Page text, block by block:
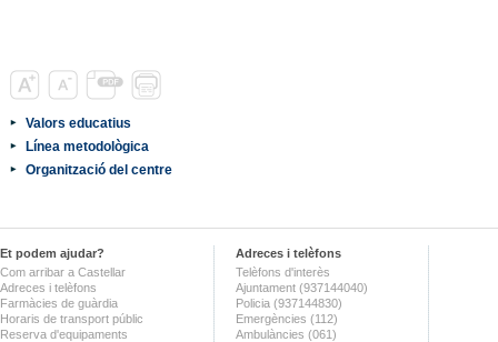
Valors educatius
Línea metodològica
Organització del centre
Et podem ajudar?
Com arribar a Castellar
Adreces i telèfons
Farmàcies de guàrdia
Horaris de transport públic
Reserva d'equipaments
Adreces i telèfons
Telèfons d'interès
Ajuntament (937144040)
Policia (937144830)
Emergències (112)
Ambulàncies (061)